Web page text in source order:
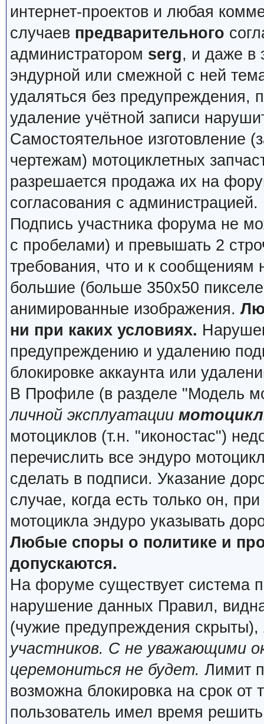
интернет-проектов и любая
случаев предварительного
администратором serg, и даже в
эндурной или смежной с ней
удаляться без предупреждения,
удаление учётной записи
Самостоятельное изготовление
чертежам) мотоциклетных
разрешается продажа их на
согласования с администрацией.
Подпись участника форума не
с пробелами) и превышать 2
требования, что и к
большие (больше 350x50
анимированные изображения.
ни при каких условиях.
предупреждению и удалению
блокировке аккаунта или
В Профиле (в разделе "Модель
личной эксплуатации
мотоциклов (т.н. "иконостас")
перечислить все эндуро
сделать в подписи. Указание
случае, когда есть только он,
мотоцикла эндуро указывать
Любые споры о политике и
допускаются.
На форуме существует система
нарушение данных Правил,
(чужие предупреждения скрыты),
участников. С не уважающими
церемониться не будет. Лимит
возможна блокировка на срок от
пользователь имел время